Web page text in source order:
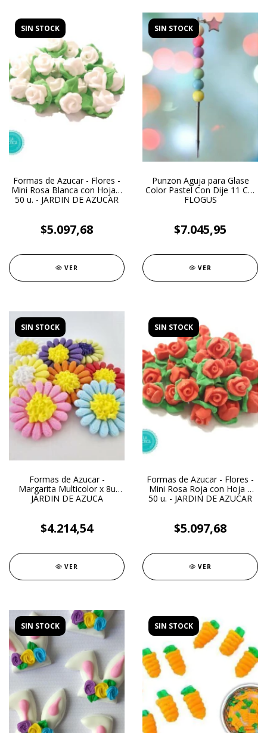
SIN STOCK
Formas de Azucar - Flores -
Mini Rosa Blanca con Hoja x
50 u. - JARDIN DE AZUCAR
$5.097,68
VER
SIN STOCK
Punzon Aguja para Glase
Color Pastel Con Dije 11 Cm
FLOGUS
$7.045,95
VER
SIN STOCK
Formas de Azucar -
Margarita Multicolor x 8u
JARDIN DE AZUCA
$4.214,54
VER
SIN STOCK
Formas de Azucar - Flores -
Mini Rosa Roja con Hoja x
50 u. - JARDIN DE AZUCAR
$5.097,68
VER
SIN STOCK SIN STOCK